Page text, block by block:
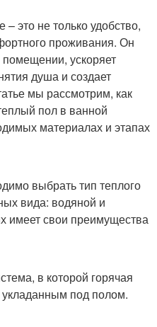
это не только удобство,
проживания. Он
помещении, ускоряет
душа и создает
мы рассмотрим, как
пол в ванной
материалах и этапах
выбрать тип теплого
вида: водяной и
имеет свои преимущества
в которой горячая
укладанным под полом.